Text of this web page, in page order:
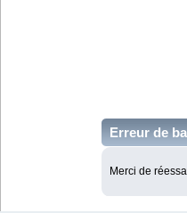
Erreur de
Merci de